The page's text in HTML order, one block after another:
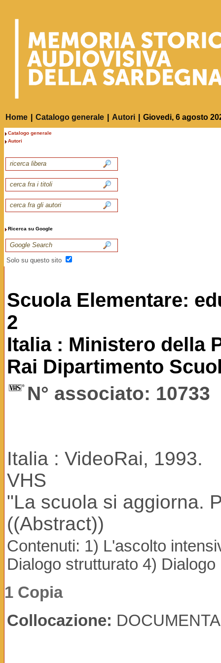
Home Catalogo generale Autori Giovedi, 6 agosto
Catalogo generale
Autori
Ricerca su Google
Solo su questo sito
Scuola Elementare:
2
Italia : Ministero della
Rai Dipartimento
N° associato: 10733
Italia : VideoRai, 1993.
VHS
"La scuola si aggiorna.
((Abstract))
Contenuti: 1) L'ascolto
Dialogo strutturato 4) Dialogo
1 Copia
Collocazione: